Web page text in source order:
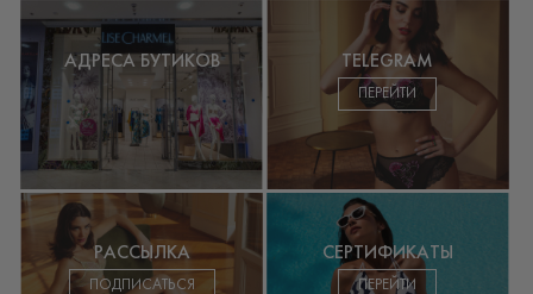
АДРЕСА БУТИКОВ TELEGRAM
ПЕРЕЙТИ
РАССЫЛКА
ПОДПИСАТЬСЯ
СЕРТИФИКАТЫ
ПЕРЕЙТИ